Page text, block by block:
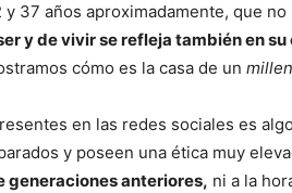
37 años aproximadamente, que
y de vivir se refleja también en
cómo es la casa de un
en las redes sociales es
y poseen una ética muy
generaciones anteriores, ni a la